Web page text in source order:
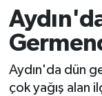
Aydın'da dün
çok yağış alan
Son
Haber